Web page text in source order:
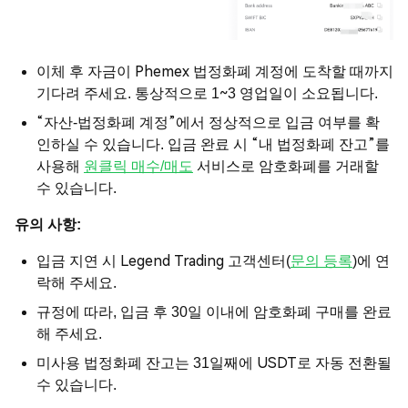
이체 후 자금이 Phemex 법정화폐 계정에 도착할 때까지
기다려 주세요. 통상적으로 1~3 영업일이 소요됩니다.
“자산-법정화폐 계정”에서 정상적으로 입금 여부를 확
인하실 수 있습니다. 입금 완료 시 “내 법정화폐 잔고”를
사용해 원클릭 매수/매도 서비스로 암호화폐를 거래할
수 있습니다.
유의 사항:
입금 지연 시 Legend Trading 고객센터(문의 등록)에 연
락해 주세요.
규정에 따라, 입금 후 30일 이내에 암호화폐 구매를 완료
해 주세요.
미사용 법정화폐 잔고는 31일째에 USDT로 자동 전환될
수 있습니다.